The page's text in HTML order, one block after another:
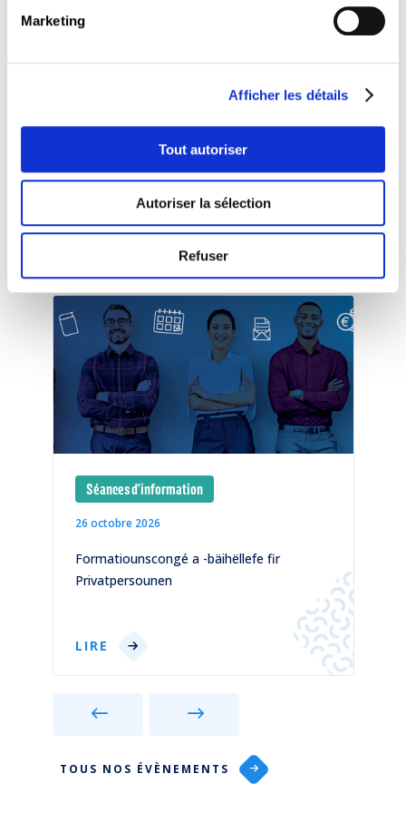
Marketing
Afficher les détails
Tout autoriser
Autoriser la sélection
Refuser
utile.
Présentation - Maison de l'orientation
Autres évènements
Séances d'information
26 octobre 2026
Formatiounscongé a -bäihëllefe fir
Privatpersounen
LIRE
TOUS NOS ÉVÈNEMENTS